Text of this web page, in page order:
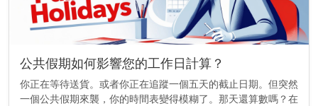
公共假期如何影響您的工作日計算？
你正在等待送貨。或者你正在追蹤一個五天的截止日期。但突然
一個公共假期來襲，你的時間表變得模糊了。那天還算數嗎？在